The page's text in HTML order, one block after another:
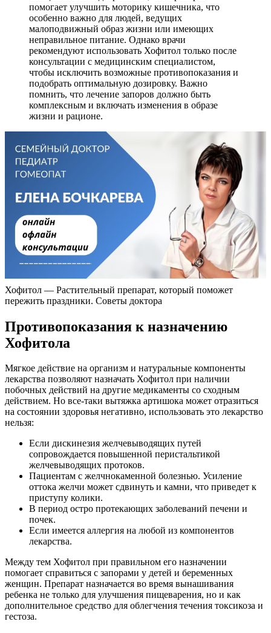
помогает улучшить моторику кишечника, что
особенно важно для людей, ведущих
малоподвижный образ жизни или имеющих
неправильное питание. Однако врачи
рекомендуют использовать Хофитол только после
консультации с медицинским специалистом,
чтобы исключить возможные противопоказания и
подобрать оптимальную дозировку. Важно
помнить, что лечение запоров должно быть
комплексным и включать изменения в образе
жизни и рационе.
Хофитол — Растительный препарат, который поможет
пережить праздники. Советы доктора
Противопоказания к назначению
Хофитола
Мягкое действие на организм и натуральные компоненты
лекарства позволяют назначать Хофитол при наличии
побочных действий на другие медикаменты со сходным
действием. Но все-таки вытяжка артишока может отразиться
на состоянии здоровья негативно, использовать это лекарство
нельзя:
Если дискинезия желчевыводящих путей
сопровождается повышенной перистальтикой
желчевыводящих протоков.
Пациентам с желчнокаменной болезнью. Усиление
оттока желчи может сдвинуть и камни, что приведет к
приступу колики.
В период остро протекающих заболеваний печени и
почек.
Если имеется аллергия на любой из компонентов
лекарства.
Между тем Хофитол при правильном его назначении
помогает справиться с запорами у детей и беременных
женщин. Препарат назначается во время вынашивания
ребенка не только для улучшения пищеварения, но и как
дополнительное средство для облегчения течения токсикоза и
гестоза.